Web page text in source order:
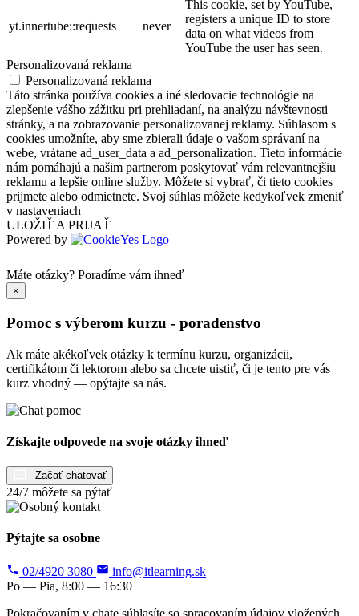
yt.innertube::requests never
This cookie, set by YouTube,
registers a unique ID to store
data on what videos from
YouTube the user has seen.
Personalizovaná reklama
Personalizovaná reklama
Táto stránka používa cookies a iné sledovacie technológie na
zlepšenie vášho zážitku pri prehliadaní, na analýzu návštevnosti
stránky, a na zobrazovanie personalizovanej reklamy. Súhlasom s
cookies umožníte, aby sme zbierali údaje o vašom správaní na
webe, vrátane ad_user_data a ad_personalization. Tieto informácie
nám pomáhajú a našim partnerom poskytovať vám relevantnejšiu
reklamu a lepšie online služby. Môžete si vybrať, či tieto cookies
prijmete alebo odmietnete. Svoj súhlas môžete kedykoľvek zmeniť
v nastaveniach
ULOŽIŤ A PRIJAŤ
Powered by
Máte otázky? Poradíme vám ihneď
×
Pomoc s výberom kurzu - poradenstvo
Ak máte akékoľvek otázky k termínu kurzu, organizácii,
certifikátom či lektorom alebo sa chcete uistiť, či je tento pre vás
kurz vhodný — opýtajte sa nás.
Získajte odpovede na svoje otázky ihneď
Začať chatovať
24/7 môžete sa pýtať
Pýtajte sa osobne
02/4920 3080
info@itlearning.sk
Po — Pia, 8:00 — 16:30
Pokračovaním v chate súhlasíte so spracovaním údajov vložených